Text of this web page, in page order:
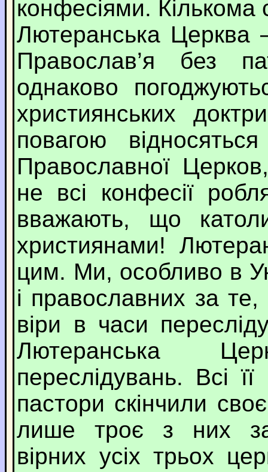
конфесіями.
Лютеранська Церква
Православ’я без
однаково
християнських
повагою
Православної
не всі конфесії
вважають, що
християнами!
цим. Ми, особливо в
і православних за
віри в часи
Лютеранська
переслідувань. Всі
пастори скінчили
лише троє з них
вірних усіх трьох